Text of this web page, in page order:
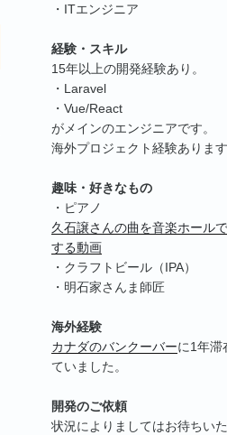
・ITエンジニア
経験・スキル
15年以上の開発経験あり。
・Laravel
・Vue/React
がメインのエンジニアです。
海外プロジェクト経験あります
趣味・好きなもの
・ピアノ
久石譲さんの曲を音楽ホール
する動画
・クラフトビール（IPA）
・明石家さんま師匠
海外経験
カナダのバンクーバーに1年滞
ていました。
開発のご依頼
状況によりましてはお待ちいた